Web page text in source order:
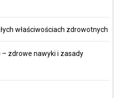
właściwościach zdrowotnych
– zdrowe nawyki i zasady